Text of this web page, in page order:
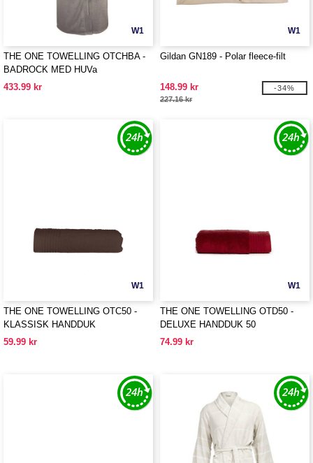
W1
THE ONE TOWELLING OTCHBA -
BADROCK MED HUVa
433.99 kr
W1
Gildan GN189 - Polar fleece-filt
148.99 kr
227.16 kr
-34%
W1
THE ONE TOWELLING OTC50 -
KLASSISK HANDDUK
59.99 kr
W1
THE ONE TOWELLING OTD50 -
DELUXE HANDDUK 50
74.99 kr